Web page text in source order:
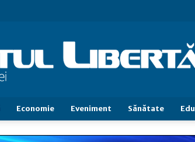
Cuvântul
Economie Eveniment Sănătate